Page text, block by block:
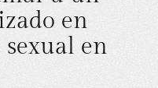
en
sexual en